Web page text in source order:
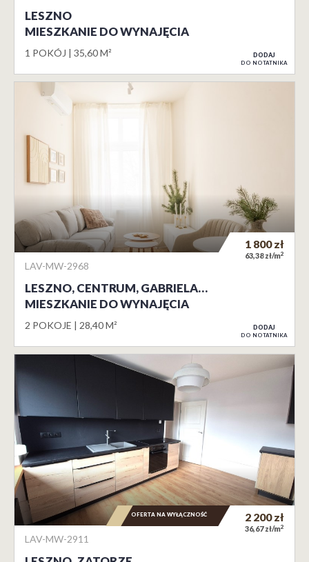
LESZNO
MIESZKANIE DO WYNAJĘCIA
1 POKÓJ 35,60 M² DODAJ
DO NOTATNIKA
LAV-MW-2968
LESZNO, CENTRUM, GABRIELA…
MIESZKANIE DO WYNAJĘCIA
2 POKOJE 28,40 M²
1 800zł
63,38 zł/m2
DODAJ
DO NOTATNIKA
LAV-MW-2911
2 200zł
36,67 zł/m2
OFERTA NA WYŁĄCZNOŚĆ